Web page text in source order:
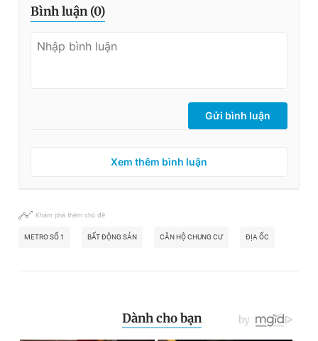
Bình luận (0)
Gửi bình luận
Xem thêm bình luận
Khám phá thêm chủ đề
METRO SỐ 1 BẤT ĐỘNG SẢN CĂN HỘ CHUNG CƯ ĐỊA ỐC